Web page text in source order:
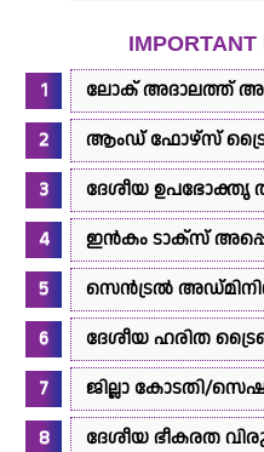
ലോക് അദാലത്ത്
ആംഡ് ഫോഴ്സ്
ദേശീയ ഉപഭോക്തൃ
ഇൻ‌കം ടാക്‌സ്
സെൻട്രൽ
ദേശീയ ഹരിത
ജില്ലാ കോടതി/
ദേശീയ ഭീകരത